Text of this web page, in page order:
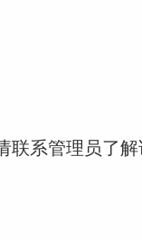
联系管理员了